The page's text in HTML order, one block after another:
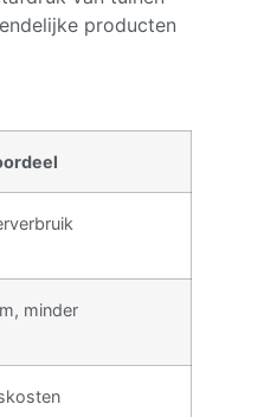
producten
minder